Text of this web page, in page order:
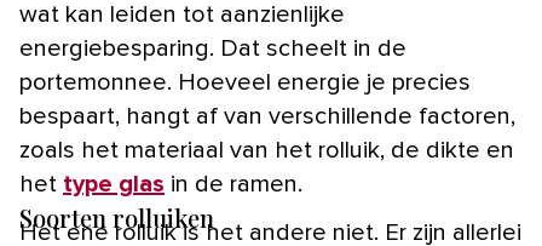
wat kan leiden tot aanzienlijke
energiebesparing. Dat scheelt in de
portemonnee. Hoeveel energie je precies
bespaart, hangt af van verschillende factoren,
zoals het materiaal van het rolluik, de dikte en
het type glas in de ramen.
Soorten rolluiken
Het ene rolluik is het andere niet. Er zijn allerlei